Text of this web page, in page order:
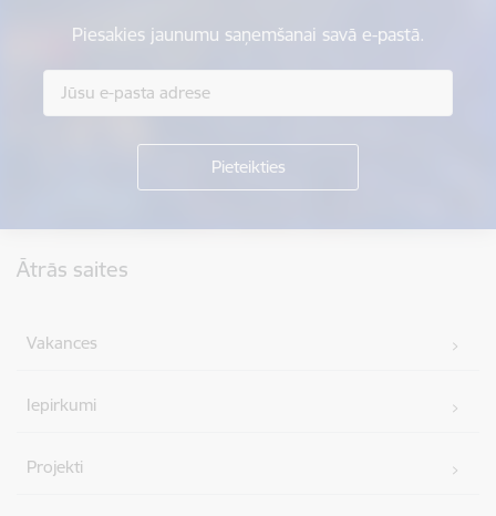
Piesakies jaunumu saņemšanai savā e-pastā.
Ātrās saites
Vakances
Iepirkumi
Projekti